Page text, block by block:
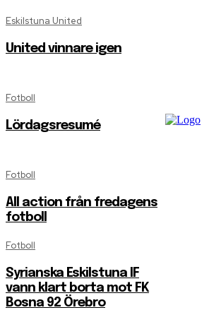
Eskilstuna United
United vinnare igen
Fotboll
Lördagsresumé
Fotboll
All action från fredagens
fotboll
Fotboll
Syrianska Eskilstuna IF
vann klart borta mot FK
Bosna 92 Örebro